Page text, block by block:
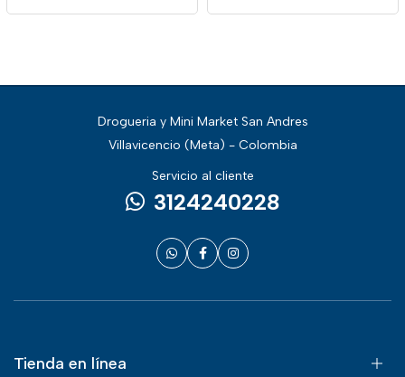
Drogueria y Mini Market San Andres
Villavicencio (Meta) - Colombia
Servicio al cliente
3124240228
Tienda en línea